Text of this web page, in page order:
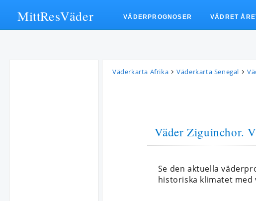
Väderkarta Afrika Väderkarta Senegal
Väder Ziguinchor.
Se den aktuella
historiska klimatet med
MittResVäder VÄDERPROGNOSER VÄDRET